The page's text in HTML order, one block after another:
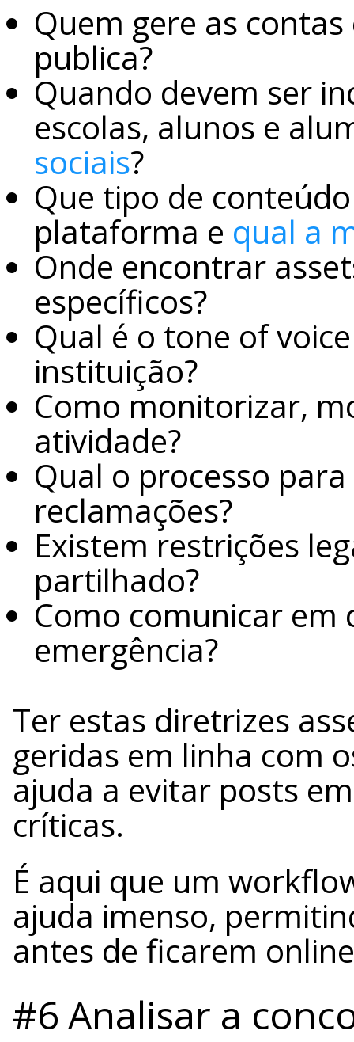
Quem gere as
publica?
Quando devem ser
escolas, alunos e
sociais?
Que tipo de
plataforma e qual a
Onde encontrar
específicos?
Qual é o tone of
instituição?
Como monitorizar,
atividade?
Qual o processo
reclamações?
Existem restrições
partilhado?
Como comunicar em
emergência?
Ter estas diretrizes
geridas em linha com
ajuda a evitar posts
críticas.
É aqui que um
ajuda imenso,
antes de ficarem
#6 Analisar a